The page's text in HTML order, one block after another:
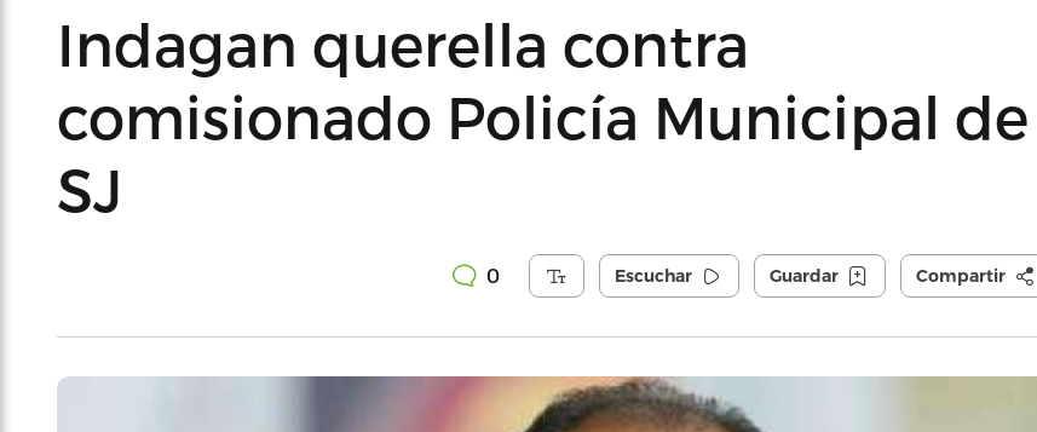
Indagan querella contra
comisionado Policía Municipal de
SJ
0 Escuchar Guardar Compartir